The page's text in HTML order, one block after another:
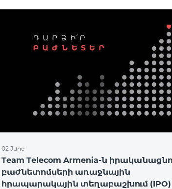
02 June
Team Telecom Armenia-ն
բաժնետոմսերի առաջնային
հրապարակային տեղաբաշխում (IPO)